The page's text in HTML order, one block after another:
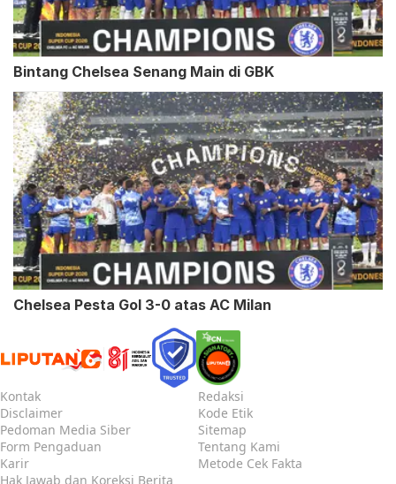
Bintang Chelsea Senang Main di GBK
Chelsea Pesta Gol 3-0 atas AC Milan
Kontak
Redaksi
Disclaimer
Kode Etik
Pedoman Media Siber
Sitemap
Form Pengaduan
Tentang Kami
Karir
Metode Cek Fakta
Hak Jawab dan Koreksi Berita